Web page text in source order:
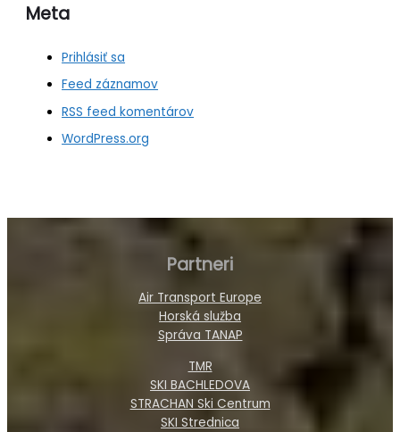
Meta
Prihlásiť sa
Feed záznamov
RSS feed komentárov
WordPress.org
Partneri
Air Transport Europe
Horská služba
Správa TANAP
TMR
SKI BACHLEDOVA
STRACHAN Ski Centrum
SKI Strednica